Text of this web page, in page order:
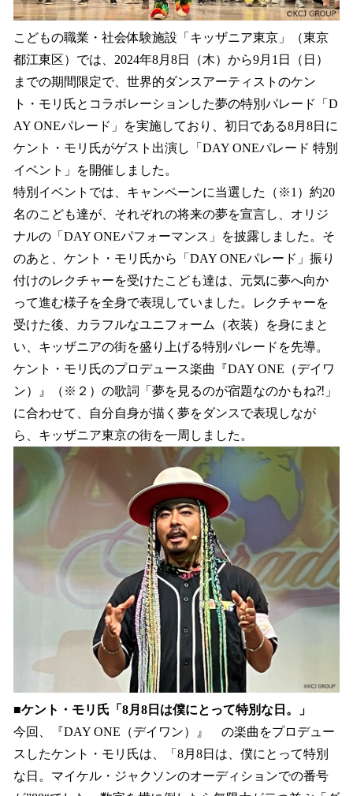
こどもの職業・社会体験施設「キッザニア東京」（東京
都江東区）では、2024年8月8日（木）から9月1日（日）
までの期間限定で、世界的ダンスアーティストのケン
ト・モリ氏とコラボレーションした夢の特別パレード「D
AY ONEパレード」を実施しており、初日である8月8日に
ケント・モリ氏がゲスト出演し「DAY ONEパレード 特別
イベント」を開催しました。
特別イベントでは、キャンペーンに当選した（※1）約20
名のこども達が、それぞれの将来の夢を宣言し、オリジ
ナルの「DAY ONEパフォーマンス」を披露しました。そ
のあと、ケント・モリ氏から「DAY ONEパレード」振り
付けのレクチャーを受けたこども達は、元気に夢へ向か
って進む様子を全身で表現していました。レクチャーを
受けた後、カラフルなユニフォーム（衣装）を身にまと
い、キッザニアの街を盛り上げる特別パレードを先導。
ケント・モリ氏のプロデュース楽曲『DAY ONE（デイワ
ン）』（※２）の歌詞「夢を見るのが宿題なのかもね⁈」
に合わせて、自分自身が描く夢をダンスで表現しなが
ら、キッザニア東京の街を一周しました。
■ケント・モリ氏「8月8日は僕にとって特別な日。」
今回、『DAY ONE（デイワン）』 の楽曲をプロデュー
スしたケント・モリ氏は、「8月8日は、僕にとって特別
な日。マイケル・ジャクソンのオーディションでの番号